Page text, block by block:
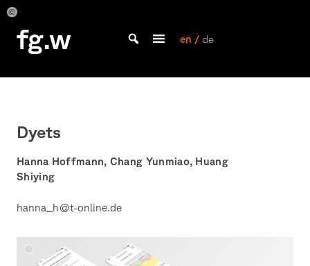
Skip
content
fg.w
Bachelor Kommunikationsdesign und Master Design & Information studieren
en / de
Dyets
Hanna Hoffmann, Chang Yunmiao, Huang
Shiying
hanna_h@t-online.de
Hanna
Hoffmann
Hoffmann
Hoffmann